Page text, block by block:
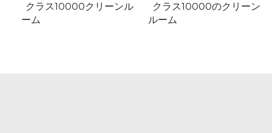
クラス10000クリーンル
ーム
クラス10000のクリーン
ルーム